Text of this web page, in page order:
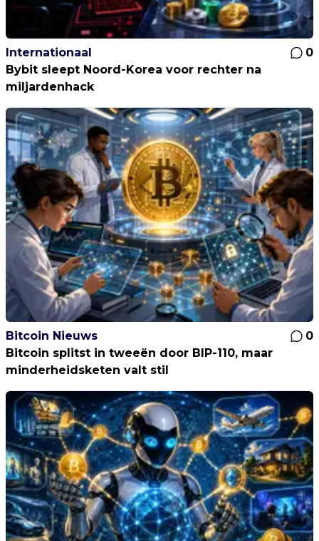
Internationaal
0
Bybit sleept Noord-Korea voor rechter na
miljardenhack
Bitcoin Nieuws
0
Bitcoin splitst in tweeën door BIP-110, maar
minderheidsketen valt stil